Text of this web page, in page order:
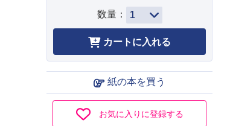
数量：
紙の本を買う
お気に入りに登録する